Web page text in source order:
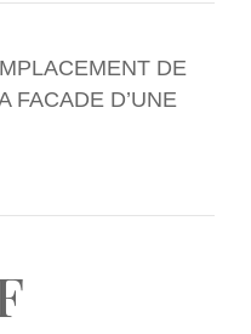
DE
FACADE D’UNE